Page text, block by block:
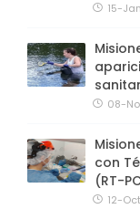
15-
08-
con
(RT-
12-